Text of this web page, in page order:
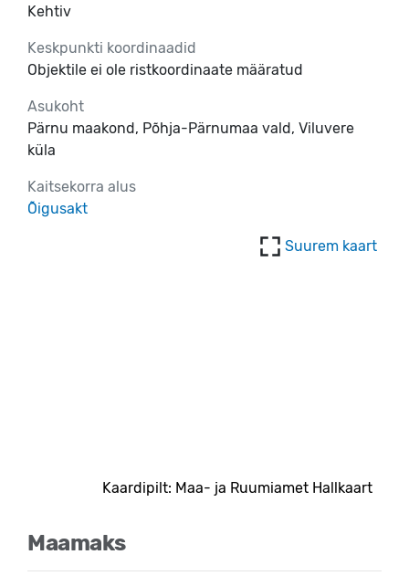
Kehtiv
Keskpunkti koordinaadid
Objektile ei ole ristkoordinaate määratud
Asukoht
Pärnu maakond, Põhja-Pärnumaa vald, Viluvere
küla
Kaitsekorra alus
Õigusakt
Suurem kaart
Kaardipilt: Maa- ja Ruumiamet Hallkaart
Maamaks